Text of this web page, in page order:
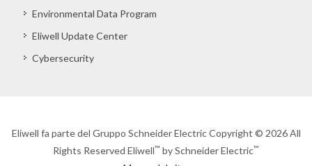
Environmental Data Program
Eliwell Update Center
Cybersecurity
Eliwell fa parte del Gruppo Schneider Electric Copyright © 2026 All
Rights Reserved Eliwell™ by Schneider Electric™